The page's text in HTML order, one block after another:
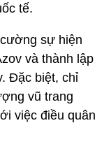
tế.
sự hiện
và thành lập
Đặc biệt, chỉ
vũ trang
việc điều quân